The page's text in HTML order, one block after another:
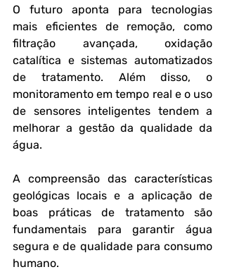
O futuro aponta para tecnologias
mais eficientes de remoção, como
filtração avançada, oxidação
catalítica e sistemas automatizados
de tratamento. Além disso, o
monitoramento em tempo real e o uso
de sensores inteligentes tendem a
melhorar a gestão da qualidade da
água.
A compreensão das características
geológicas locais e a aplicação de
boas práticas de tratamento são
fundamentais para garantir água
segura e de qualidade para consumo
humano.